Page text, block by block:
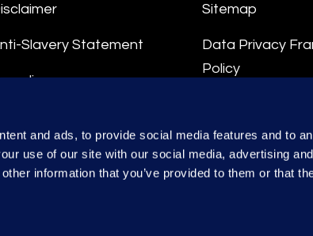
and ads, to provide social media features and to
use of our site with our social media, advertising
information that you’ve provided to them or that
Slavery Statement
Sitemap
Data Privacy
Policy
Data Processing